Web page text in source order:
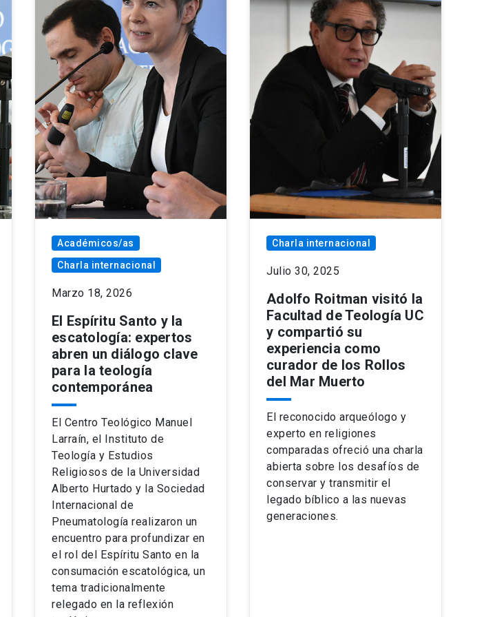
Académicos/as
Charla internacional
Marzo 18, 2026
El Espíritu Santo y la
escatología: expertos
abren un diálogo clave
para la teología
contemporánea
El Centro Teológico Manuel
Larraín, el Instituto de
Teología y Estudios
Religiosos de la Universidad
Alberto Hurtado y la Sociedad
Internacional de
Pneumatología realizaron un
encuentro para profundizar en
el rol del Espíritu Santo en la
consumación escatológica, un
tema tradicionalmente
relegado en la reflexión
Charla internacional
Julio 30, 2025
Adolfo Roitman visitó la
Facultad de Teología UC
y compartió su
experiencia como
curador de los Rollos
del Mar Muerto
El reconocido arqueólogo y
experto en religiones
comparadas ofreció una charla
abierta sobre los desafíos de
conservar y transmitir el
legado bíblico a las nuevas
generaciones.